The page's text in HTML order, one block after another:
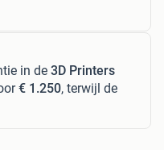
in de 3D Printers
€ 1.250, terwijl de